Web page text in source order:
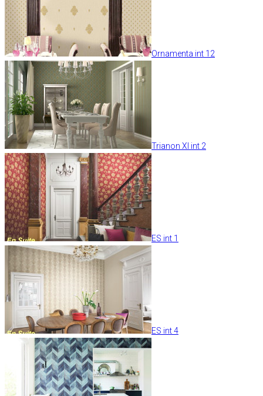
Ornamenta int 12
Trianon XI int 2
ES int 1
ES int 4